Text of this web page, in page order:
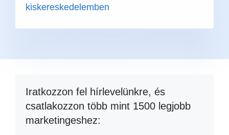
kiskereskedelemben
Iratkozzon fel hírlevelünkre, és
csatlakozzon több mint 1500 legjobb
marketingeshez: